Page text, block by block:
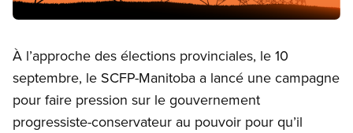
À l’approche des élections provinciales, le 10
septembre, le SCFP-Manitoba a lancé une campagne
pour faire pression sur le gouvernement
progressiste-conservateur au pouvoir pour qu’il